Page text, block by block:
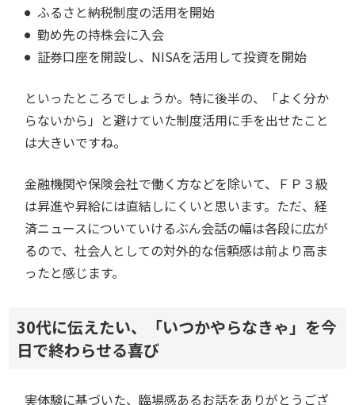
ふるさと納税制度の活用を開始
勤め先の持株会に入会
証券口座を開設し、NISAを活用して投資を開始
といったところでしょうか。特に後半の、「よく分か
らないから」と避けていた制度活用に手を出せたこと
は大きいですね。
金融機関や保険会社で働く方などを除いて、ＦＰ３級
は昇進や昇給には直結しにくいと思います。ただ、経
済ニュースについていけるぶん会話の幅は各段に広が
るので、社会人としての対外的な信頼感は前より高ま
ったと感じます。
30代に伝えたい、「いつかやらなきゃ」を今
日で終わらせる喜び
――実体験に基づいた、臨場感あるお話をありがとうござ